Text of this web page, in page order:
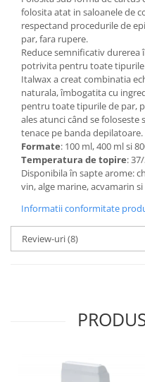
folosita atat in saloanele de
respectand procedurile de
par, fara rupere.
Reduce semnificativ
potrivita pentru toate tipurile
Italwax a creat combinatia
naturala, îmbogatita cu
pentru toate tipurile de par,
ales atunci când se
tenace pe banda depilatoare.
Formate: 100 ml, 400 ml si
Temperatura de topire:
Disponibila în sapte arome:
vin, alge marine, acvamarin
Informatii conformitate
Review-uri(8)